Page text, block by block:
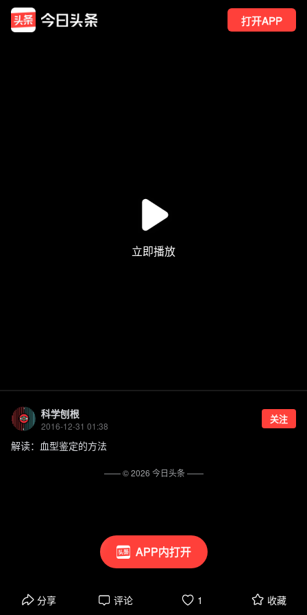
打开APP
APP内打开
科学刨根
2016-12-31 01:38
关注
解读：血型鉴定的方法
分享 评论 1 收藏
—— ©2026 今日头条——